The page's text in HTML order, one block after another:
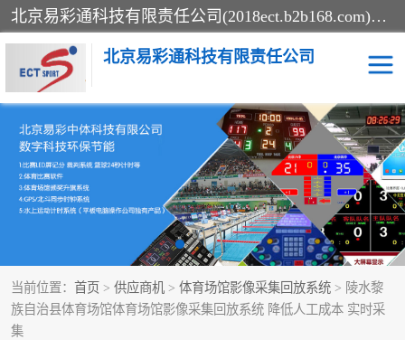
北京易彩通科技有限责任公司(2018ect.b2b168.com)主要提供陕西计时记分系统，全国统一热线：15611947915.北京易彩通科技有限责任公司有一支长期从事智能控制系统研发的高素质的队伍，具有嵌入式系统，视频系统、通信系统、网络系统，体育计时系统的知识和技能。强力打造体育比赛计时计分系统、智能升降旗系统、标准时钟系统、赛事编排及信息发布系统，为用户提供较新的，较廉价的，应用解决方案。
北京易彩通科技有限责任公司
当前位置： 首页 > 供应商机 > 体育场馆影像采集回放系统 > 陵水黎
族自治县体育场馆体育场馆影像采集回放系统 降低人工成本 实时采
集
记分系统 游泳计时系统
智能颁奖旗系统 GPS同步时钟系统
计时计分及成绩处理系统 计时记分系统
体育场馆影像采集回放系 游泳馆水下摄影采集救生